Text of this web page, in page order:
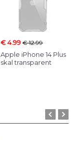
€ 4.99€ 12.99
Apple iPhone 14 Plus
skal transparent